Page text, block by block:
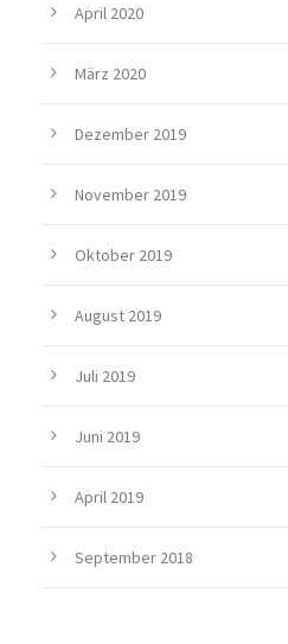
April 2020
März 2020
Dezember 2019
November 2019
Oktober 2019
August 2019
Juli 2019
Juni 2019
April 2019
September 2018